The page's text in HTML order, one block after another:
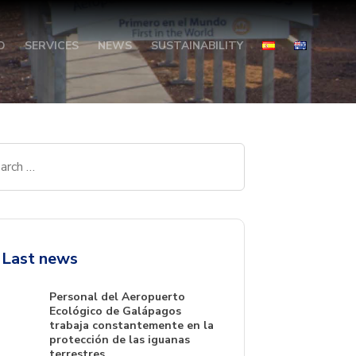
SERVICES NEWS SUSTAINABILITY
Last news
Personal del Aeropuerto
Ecológico de Galápagos
trabaja constantemente en la
protección de las iguanas